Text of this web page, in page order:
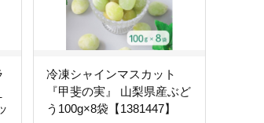
冷凍シャインマスカット
『甲斐の実』 山梨県産ぶど
う100g×8袋【1381447】